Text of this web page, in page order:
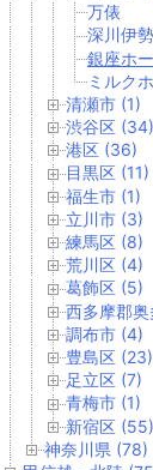
万俵
深川伊
銀座ホ
ミルク
清瀬市 (1)
渋谷区 (34)
港区 (36)
目黒区 (11)
福生市 (1)
立川市 (3)
練馬区 (8)
荒川区 (4)
葛飾区 (5)
西多摩郡
調布市 (4)
豊島区 (23)
足立区 (7)
青梅市 (1)
新宿区 (55)
神奈川県 (78)